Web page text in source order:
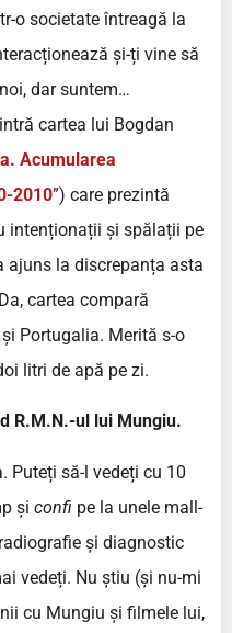
o societate întreagă la
și-ți vine să
dar suntem…
cartea lui Bogdan
Acumularea
2010”) care prezintă
intenționații și spălații pe
ajuns la discrepanța asta
cartea compară
Portugalia. Merită s-o
litri de apă pe zi.
R.M.N.-ul lui Mungiu.
Puteți să-l vedeți cu 10
și confi pe la unele mall-
și diagnostic
vedeți. Nu știu (și nu-mi
cu Mungiu și filmele lui,